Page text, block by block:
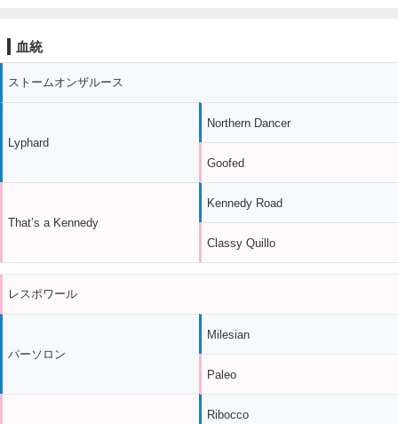
血統
ストームオンザルース
Lyphard
That’s a Kennedy
Northern Dancer
Goofed
Kennedy Road
Classy Quillo
レスポワール
パーソロン
Milesian
Paleo
Ribocco